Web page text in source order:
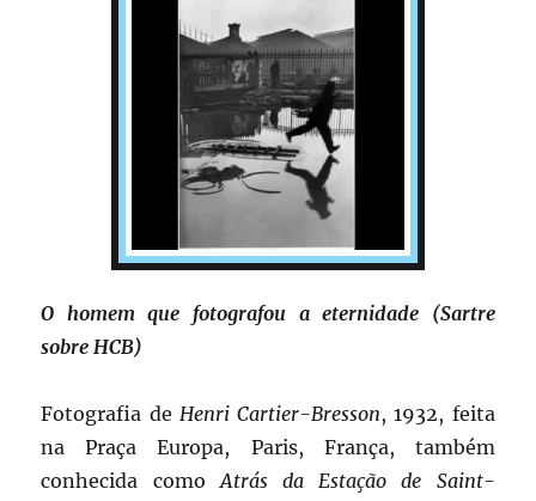
O homem que fotografou a eternidade (Sartre
sobre HCB)
Fotografia de Henri Cartier-Bresson, 1932, feita
na Praça Europa, Paris, França, também
conhecida comoAtrás da Estação de Saint-